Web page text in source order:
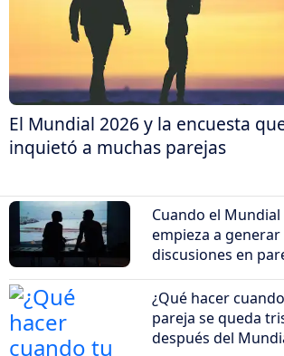
El Mundial 2026 y la encuesta
inquietó a muchas parejas
Cuando el Mundial
empieza a generar
discusiones en
¿Qué hacer
pareja se queda
después del